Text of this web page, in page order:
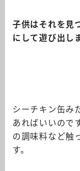
子供はそれを見
にして遊び出し
シーチキン缶み
あればいいので
の調味料など触
す。